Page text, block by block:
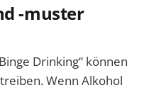
-muster
Drinking“ können
Wenn Alkohol